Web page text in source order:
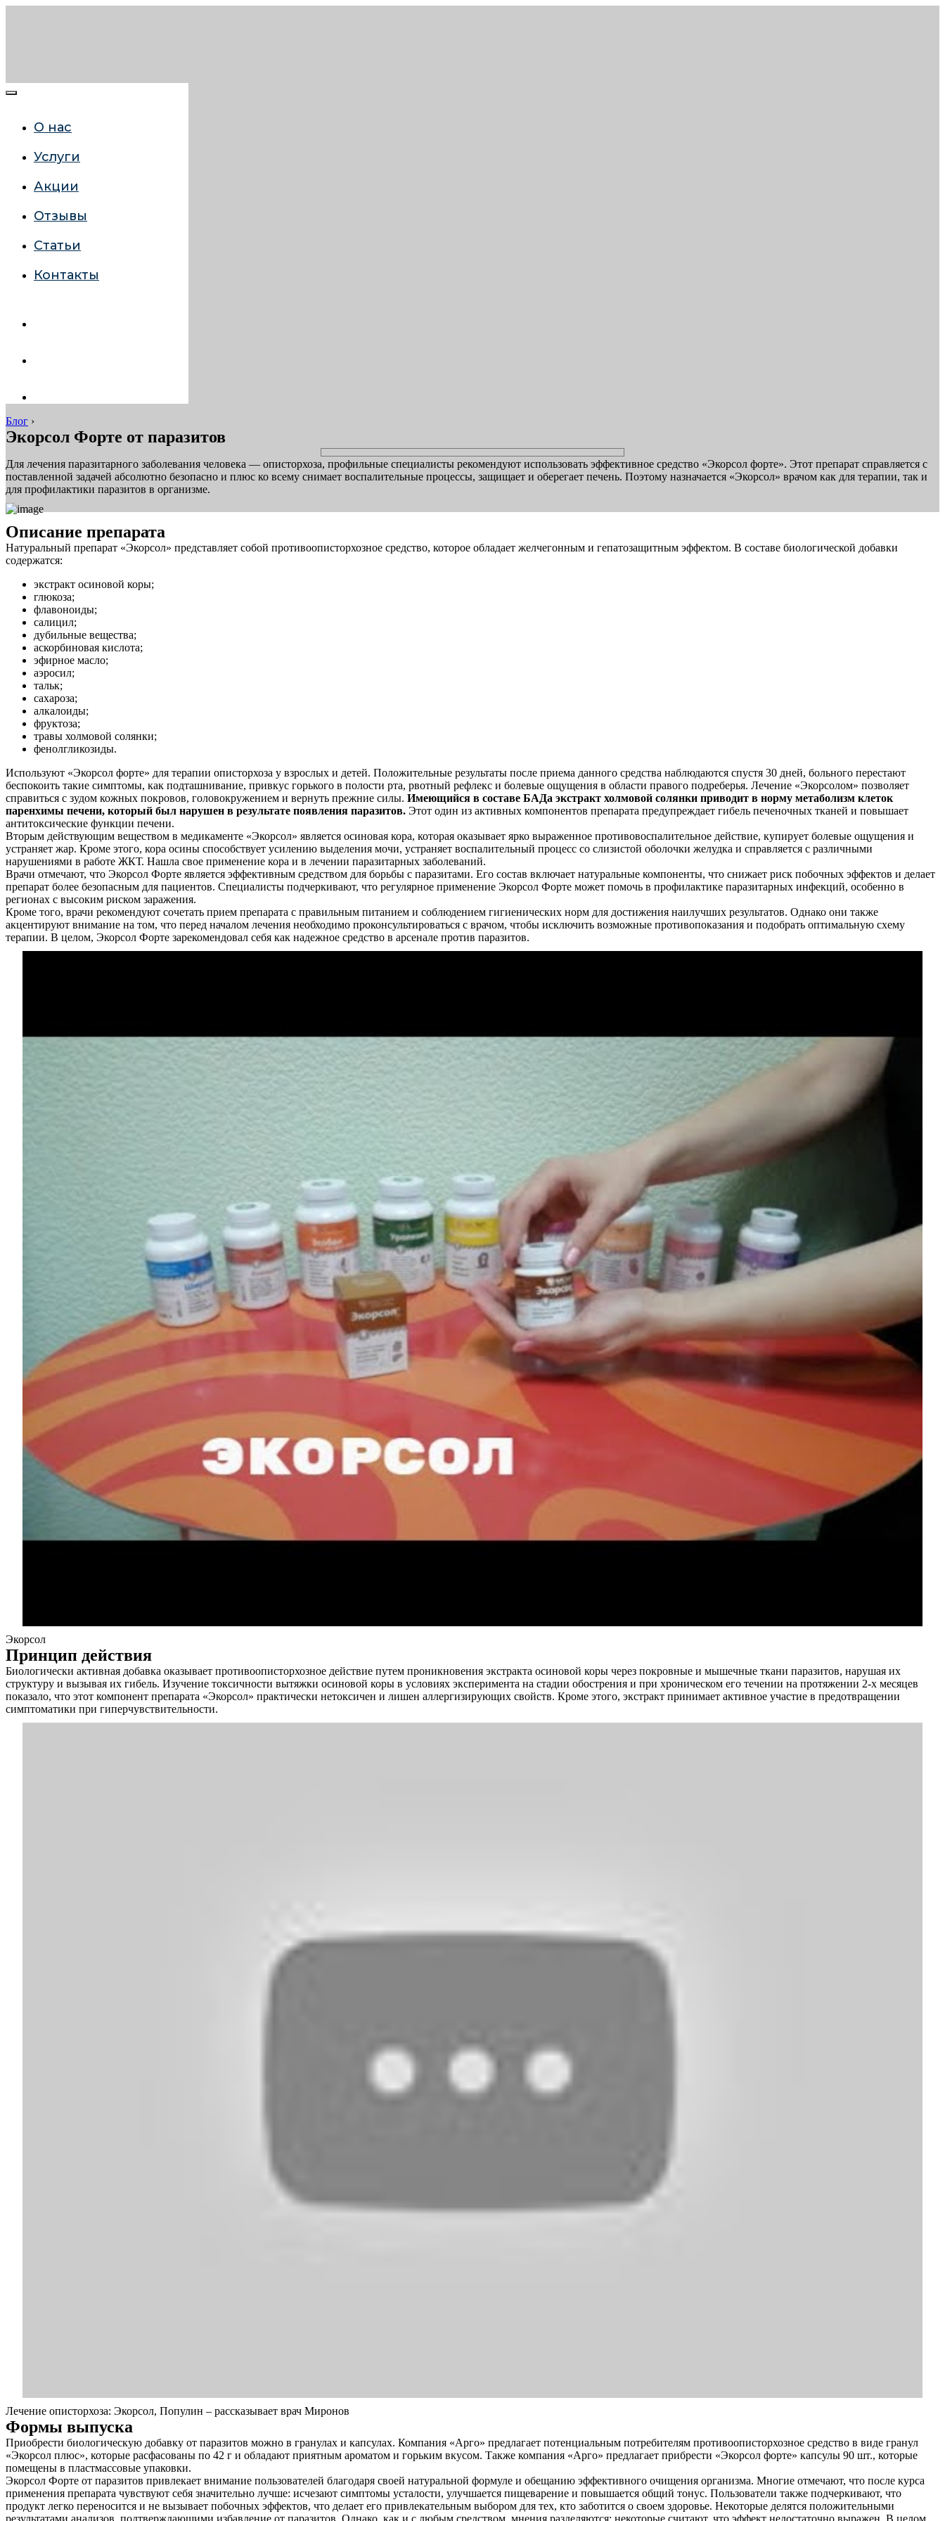
Отзывы
Статьи
О нас
Услуги
Акции
Отзывы
Статьи
Контакты
Блог ›
Экорсол Форте от паразитов
Для лечения паразитарного заболевания человека — описторхоза, профильные специалисты рекомендуют использовать эффективное средство «Экорсол форте». Этот препарат справляется с
поставленной задачей абсолютно безопасно и плюс ко всему снимает воспалительные процессы, защищает и оберегает печень. Поэтому назначается «Экорсол» врачом как для терапии, так и
для профилактики паразитов в организме.
Описание препарата
Натуральный препарат «Экорсол» представляет собой противоописторхозное средство, которое обладает желчегонным и гепатозащитным эффектом. В составе биологической добавки
содержатся:
экстракт осиновой коры;
глюкоза;
флавоноиды;
салицил;
дубильные вещества;
аскорбиновая кислота;
эфирное масло;
аэросил;
тальк;
сахароза;
алкалоиды;
фруктоза;
травы холмовой солянки;
фенолгликозиды.
Используют «Экорсол форте» для терапии описторхоза у взрослых и детей. Положительные результаты после приема данного средства наблюдаются спустя 30 дней, больного перестают
беспокоить такие симптомы, как подташнивание, привкус горького в полости рта, рвотный рефлекс и болевые ощущения в области правого подреберья. Лечение «Экорсолом» позволяет
справиться с зудом кожных покровов, головокружением и вернуть прежние силы. Имеющийся в составе БАДа экстракт холмовой солянки приводит в норму метаболизм клеток
паренхимы печени, который был нарушен в результате появления паразитов. Этот один из активных компонентов препарата предупреждает гибель печеночных тканей и повышает
антитоксические функции печени.
Вторым действующим веществом в медикаменте «Экорсол» является осиновая кора, которая оказывает ярко выраженное противовоспалительное действие, купирует болевые ощущения и
устраняет жар. Кроме этого, кора осины способствует усилению выделения мочи, устраняет воспалительный процесс со слизистой оболочки желудка и справляется с различными
нарушениями в работе ЖКТ. Нашла свое применение кора и в лечении паразитарных заболеваний.
Врачи отмечают, что Экорсол Форте является эффективным средством для борьбы с паразитами. Его состав включает натуральные компоненты, что снижает риск побочных эффектов и делает
препарат более безопасным для пациентов. Специалисты подчеркивают, что регулярное применение Экорсол Форте может помочь в профилактике паразитарных инфекций, особенно в
регионах с высоким риском заражения.
Кроме того, врачи рекомендуют сочетать прием препарата с правильным питанием и соблюдением гигиенических норм для достижения наилучших результатов. Однако они также
акцентируют внимание на том, что перед началом лечения необходимо проконсультироваться с врачом, чтобы исключить возможные противопоказания и подобрать оптимальную схему
терапии. В целом, Экорсол Форте зарекомендовал себя как надежное средство в арсенале против паразитов.
Экорсол
Принцип действия
Биологически активная добавка оказывает противоописторхозное действие путем проникновения экстракта осиновой коры через покровные и мышечные ткани паразитов, нарушая их
структуру и вызывая их гибель. Изучение токсичности вытяжки осиновой коры в условиях эксперимента на стадии обострения и при хроническом его течении на протяжении 2-х месяцев
показало, что этот компонент препарата «Экорсол» практически нетоксичен и лишен аллергизирующих свойств. Кроме этого, экстракт принимает активное участие в предотвращении
симптоматики при гиперчувствительности.
Лечение описторхоза: Экорсол, Популин – рассказывает врач Миронов
Формы выпуска
Приобрести биологическую добавку от паразитов можно в гранулах и капсулах. Компания «Арго» предлагает потенциальным потребителям противоописторхозное средство в виде гранул
«Экорсол плюс», которые расфасованы по 42 г и обладают приятным ароматом и горьким вкусом. Также компания «Арго» предлагает прибрести «Экорсол форте» капсулы 90 шт., которые
помещены в пластмассовые упаковки.
Экорсол Форте от паразитов привлекает внимание пользователей благодаря своей натуральной формуле и обещанию эффективного очищения организма. Многие отмечают, что после курса
применения препарата чувствуют себя значительно лучше: исчезают симптомы усталости, улучшается пищеварение и повышается общий тонус. Пользователи также подчеркивают, что
продукт легко переносится и не вызывает побочных эффектов, что делает его привлекательным выбором для тех, кто заботится о своем здоровье. Некоторые делятся положительными
результатами анализов, подтверждающими избавление от паразитов. Однако, как и с любым средством, мнения разделяются: некоторые считают, что эффект недостаточно выражен. В целом,